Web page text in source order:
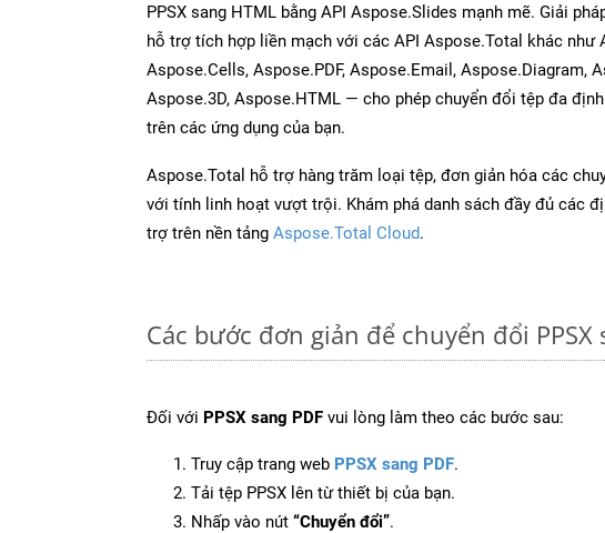
PPSX sang HTML bằng API Aspose.Slides mạnh mẽ. Giải
hỗ trợ tích hợp liền mạch với các API Aspose.Total khác như
Aspose.Cells, Aspose.PDF, Aspose.Email, Aspose.Diagram,
Aspose.3D, Aspose.HTML — cho phép chuyển đổi tệp đa
trên các ứng dụng của bạn.
Aspose.Total hỗ trợ hàng trăm loại tệp, đơn giản hóa các
với tính linh hoạt vượt trội. Khám phá danh sách đầy đủ các
trợ trên nền tảng Aspose.Total Cloud.
Các bước đơn giản để chuyển đổi
Đối với PPSX sang PDF vui lòng làm theo các bước sau:
Truy cập trang web PPSX sang PDF.
Tải tệp PPSX lên từ thiết bị của bạn.
Nhấp vào nút “Chuyển đổi”.